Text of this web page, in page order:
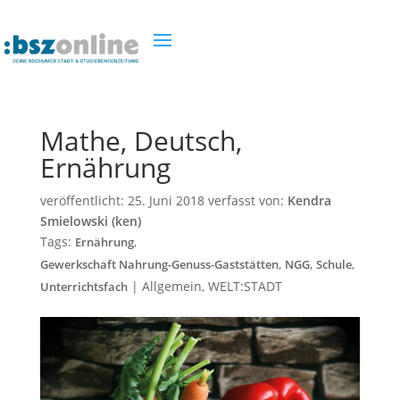
Mathe, Deutsch,
Ernährung
veröffentlicht: 25. Juni 2018verfasst von: Kendra
Smielowski (ken)
Tags: Ernährung,
Gewerkschaft Nahrung-Genuss-Gaststätten, NGG, Schule,
Unterrichtsfach| Allgemein, WELT:STADT